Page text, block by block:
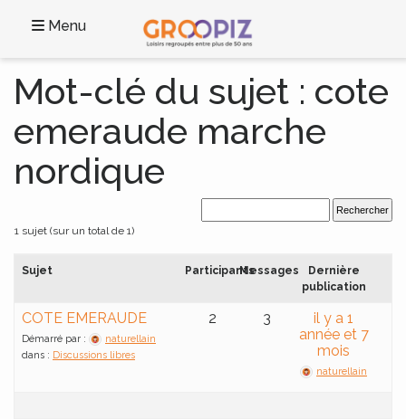
Menu
Mot-clé du sujet : cote
emeraude marche
nordique
1 sujet (sur un total de 1)
Sujet ParticipantsMessages
Dernière
publication
COTE EMERAUDE
Démarré par :
naturellain
dans : Discussions libres
2 3
il y a 1
année et 7
mois
naturellain